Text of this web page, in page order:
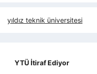
yıldız teknik üniversitesi
YTÜ İtiraf Ediyor